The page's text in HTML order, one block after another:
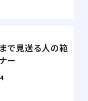
で見送る人の範
ー